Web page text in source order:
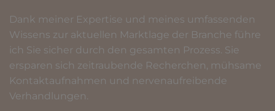
Dank meiner Expertise und meines umfassenden
Wissens zur aktuellen Marktlage der Branche führe
ich Sie sicher durch den gesamten Prozess. Sie
ersparen sich zeitraubende Recherchen, mühsame
Kontaktaufnahmen und nervenaufreibende
Verhandlungen.